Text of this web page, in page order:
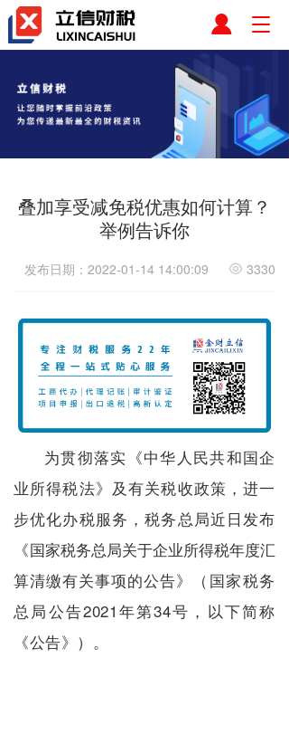
T
g
l
e
n
a
g
o
叠加享受减免税优惠如何计算？
举例告诉你
发布日期：2022-01-14 14:00:09 3330
为贯彻落实《中华人民共和国企
业所得税法》及有关税收政策，进一
步优化办税服务，税务总局近日发布
《国家税务总局关于企业所得税年度汇
算清缴有关事项的公告》（国家税务
总局公告2021年第34号，以下简称
《公告》）。